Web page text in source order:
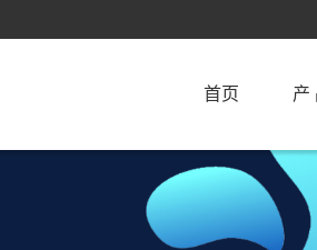
首页 产